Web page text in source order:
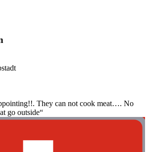
They can not cook meat…. No
go outside“